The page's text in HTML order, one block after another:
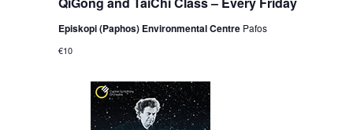
Episkopi (Paphos) Environmental Centre Pafos
€10